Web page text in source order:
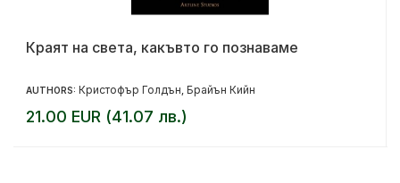
Краят на света, какъвто го познаваме
AUTHORS: Кристофър Голдън Брайън Кийн
21.00 EUR (41.07 лв.)